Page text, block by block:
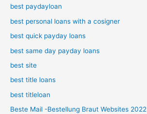
best paydayloan
best personal loans with a cosigner
best quick payday loans
best same day payday loans
best site
best title loans
best titleloan
Beste Mail -Bestellung Braut Websites 2022